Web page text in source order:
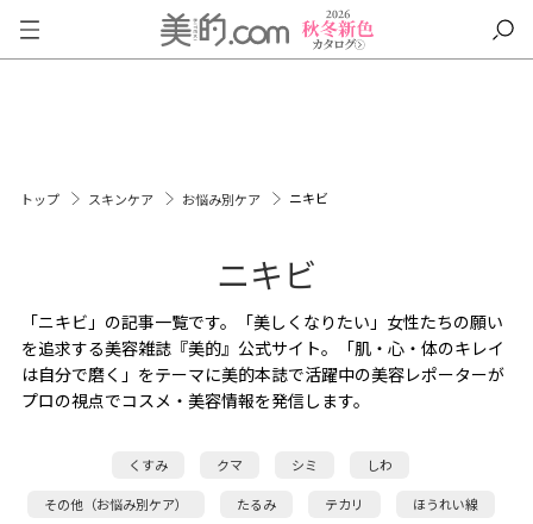
トップ スキンケア お悩み別ケア ニキビ
ニキビ
「ニキビ」の記事一覧です。「美しくなりたい」女性たちの願い
を追求する美容雑誌『美的』公式サイト。「肌・心・体のキレイ
は自分で磨く」をテーマに美的本誌で活躍中の美容レポーターが
プロの視点でコスメ・美容情報を発信します。
くすみ クマ シミ しわ
その他（お悩み別ケア） たるみ テカリ ほうれい線